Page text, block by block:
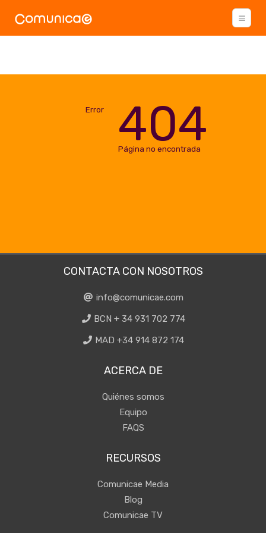
Error 404
Página no encontrada
CONTACTA CON NOSOTROS
info@comunicae.com
BCN + 34 931 702 774
MAD +34 914 872 174
ACERCA DE
Quiénes somos
Equipo
FAQS
RECURSOS
Comunicae Media
Blog
Comunicae TV